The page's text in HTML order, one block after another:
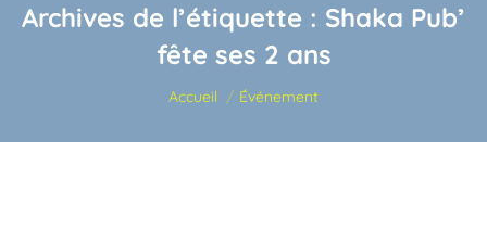
Archives de l’étiquette : Shaka Pub’
fête ses 2 ans
Vous êtes ici :
Accueil Événement